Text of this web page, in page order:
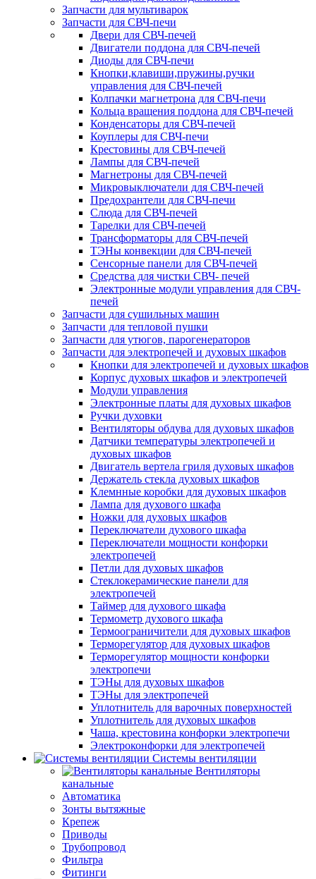
Запчасти для мультиварок
Запчасти для СВЧ-печи
Двери для СВЧ-печей
Двигатели поддона для СВЧ-печей
Диоды для СВЧ-печи
Кнопки,клавиши,пружины,ручки
управления для СВЧ-печей
Колпачки магнетрона для СВЧ-печи
Кольца вращения поддона для СВЧ-печей
Конденсаторы для СВЧ-печей
Коуплеры для СВЧ-печи
Крестовины для СВЧ-печей
Лампы для СВЧ-печей
Магнетроны для СВЧ-печей
Микровыключатели для СВЧ-печей
Предохрантели для СВЧ-печи
Слюда для СВЧ-печей
Тарелки для СВЧ-печей
Трансформаторы для СВЧ-печей
ТЭНы конвекции для СВЧ-печей
Сенсорные панели для СВЧ-печей
Средства для чистки СВЧ- печей
Электронные модули управления для СВЧ-
печей
Запчасти для сушильных машин
Запчасти для тепловой пушки
Запчасти для утюгов, парогенераторов
Запчасти для электропечей и духовых шкафов
Кнопки для электропечей и духовых шкафов
Корпус духовых шкафов и электропечей
Модули управления
Электронные платы для духовых шкафов
Ручки духовки
Вентиляторы обдува для духовых шкафов
Датчики температуры электропечей и
духовых шкафов
Двигатель вертела гриля духовых шкафов
Держатель стекла духовых шкафов
Клемнные коробки для духовых шкафов
Лампа для духового шкафа
Ножки для духовых шкафов
Переключатели духового шкафа
Переключатели мощности конфорки
электропечей
Петли для духовых шкафов
Стеклокерамические панели для
электропечей
Таймер для духового шкафа
Термометр духового шкафа
Термоограничители для духовых шкафов
Терморегулятор для духовых шкафов
Терморегулятор мощности конфорки
электропечи
ТЭНы для духовых шкафов
ТЭНы для электропечей
Уплотнитель для варочных поверхностей
Уплотнитель для духовых шкафов
Чаша, крестовина конфорки электропечи
Электроконфорки для электропечей
Системы вентиляции
Вентиляторы
канальные
Автоматика
Зонты вытяжные
Крепеж
Приводы
Трубопровод
Фильтра
Фитинги